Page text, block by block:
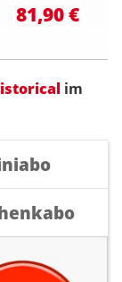
81,90 €
im